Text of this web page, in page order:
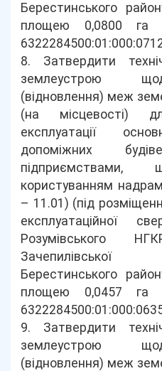
Берестинського
площею 0,0800 га
8. Затвердити
землеустрою
(відновлення) меж
(на місцевості)
експлуатації
допоміжних
користуванням
– 11.01) (під
Розумівського
Берестинського
площею 0,0457 га
9. Затвердити
землеустрою
(відновлення) меж